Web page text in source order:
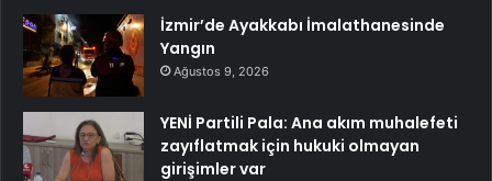
İzmir’de Ayakkabı İmalathanesinde
Yangın
Ağustos 9, 2026
YENİ Partili Pala: Ana akım muhalefeti
zayıflatmak için hukuki olmayan
girişimler var